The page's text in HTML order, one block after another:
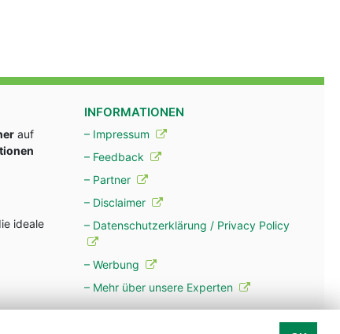
auf
ideale
INFORMATIONEN
– Impressum
– Feedback
– Partner
– Disclaimer
– Datenschutzerklärung / Privacy Policy
– Werbung
– Mehr über unsere Experten